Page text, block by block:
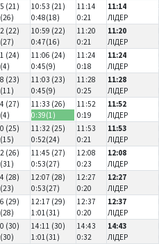
(21)
10:53 (21)
0:48(18)
11:14
0:21
11:14
ЛІДЕР
(22)
10:59 (22)
0:47(16)
11:20
0:21
11:20
ЛІДЕР
(24)
11:06 (24)
0:45(9)
11:24
0:18
11:24
ЛІДЕР
(23)
11:03 (23)
0:45(9)
11:28
0:25
11:28
ЛІДЕР
(27)
11:33 (26)
0:39(1)
11:52
0:19
11:52
ЛІДЕР
(25)
11:32 (25)
0:52(24)
11:53
0:21
11:53
ЛІДЕР
(26)
11:45 (27)
0:53(27)
12:08
0:23
12:08
ЛІДЕР
(28)
12:07 (28)
0:53(27)
12:27
0:20
12:27
ЛІДЕР
(29)
12:17 (29)
1:01(31)
12:37
0:20
12:37
ЛІДЕР
(30)
14:11 (30)
1:01(31)
14:43
0:32
14:43
ЛІДЕР